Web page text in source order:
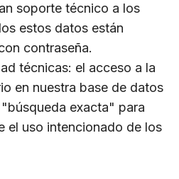
soporte técnico a los
estos datos están
contraseña.
técnicas: el acceso a la
en nuestra base de datos
exacta" para
el uso intencionado de los